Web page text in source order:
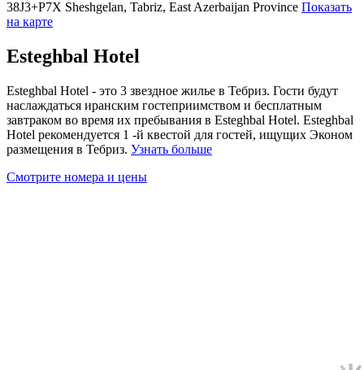
38J3+P7X Sheshgelan, Tabriz, East Azerbaijan Province Показать
на карте
Esteghbal Hotel
Esteghbal Hotel - это 3 звездное жилье в Тебриз. Гости будут
наслаждаться иранским гостеприимством и бесплатным
завтраком во время их пребывания в Esteghbal Hotel. Esteghbal
Hotel рекомендуется 1 -й квестой для гостей, ищущих Эконом
размещения в Тебриз. Узнать больше
Смотрите номера и цены